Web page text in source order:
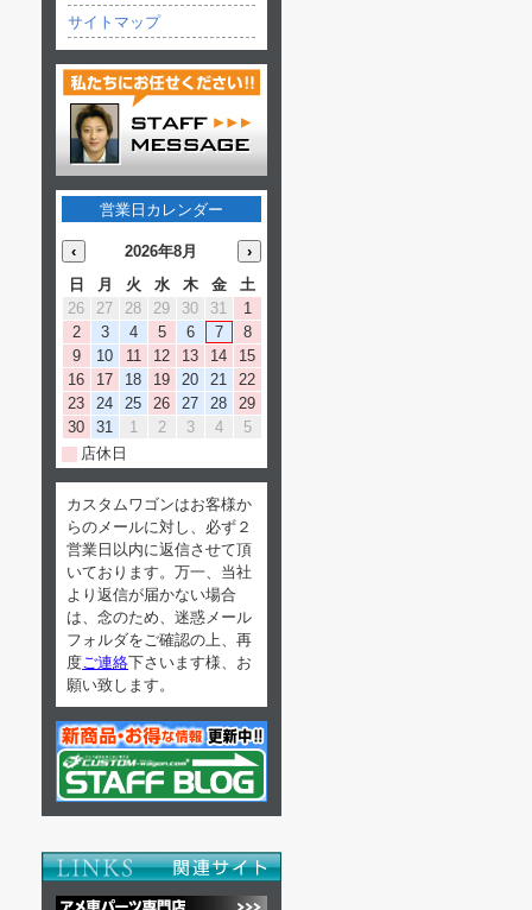
サイトマップ
営業日カレンダー
‹ 2026年8月
›
日
月 火 水 木 金
土
26
27 28 29 30 31
1
2
3 4 5 6 7
8
9
10 11 12 13 14
15
16
17 18 19 20 21
22
23
24 25 26 27 28
29
30
31 1 2 3 4
5
店休日
カスタムワゴンはお客様か
らのメールに対し、必ず２
営業日以内に返信させて頂
いております。万一、当社
より返信が届かない場合
は、念のため、迷惑メール
フォルダをご確認の上、再
度 ご連絡下さいます様、お
願い致します。